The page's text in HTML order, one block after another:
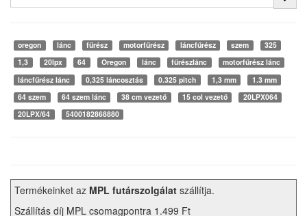
oregon lánc fűrész motorfűrész láncfűrész szem
325
1,3
20lpx 64 Oregon lánc fűrészlánc
motorfűrész lánc
láncfűrész lánc
0,325 láncosztás 0.325 pitch 1,3 mm
1.3 mm
64 szem
64 szem lánc 38 cm vezető 15 col vezető
20LPX064
20LPX/64
5400182868880
Termékeinket az MPL futárszolgálat szállítja.
Szállítás díj MPL csomagpontra 1.499 Ft